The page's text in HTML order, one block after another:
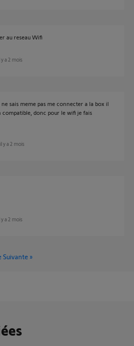
au reseau Wifi
y a 2 mois
ne sais meme pas me connecter a la box il
compatible, donc pour le wifi je fais
il y a 2 mois
y a 2 mois
Suivante »